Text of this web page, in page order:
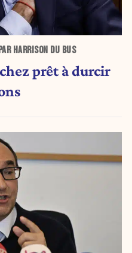
HARRISON DU BUS
prêt à durcir